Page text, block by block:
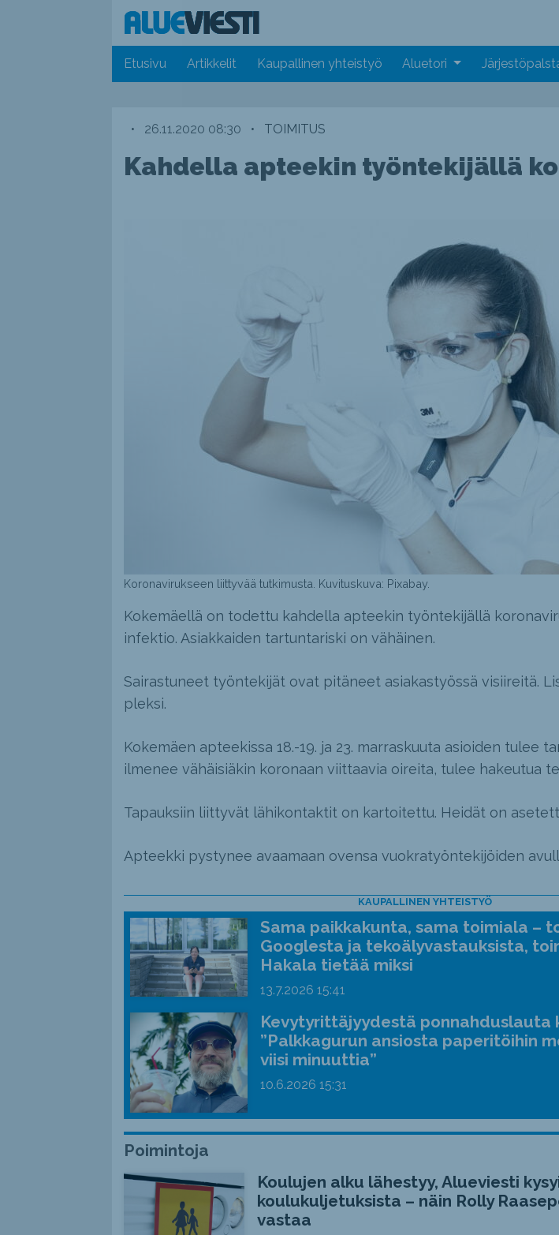
Etusivu Artikkelit Kaupallinen yhteistyö Aluetori
• 26.11.2020 08:30 • TOIMITUS
Kahdella apteekin työntekijällä
Koronavirukseen liittyvää tutkimusta. Kuvituskuva: Pixabay.
Kokemäellä on todettu kahdella apteekin työntekijällä
infektio. Asiakkaiden tartuntariski on vähäinen.
Sairastuneet työntekijät ovat pitäneet asiakastyössä visiireitä.
pleksi.
Kokemäen apteekissa 18.-19. ja 23. marraskuuta asioiden tulee
ilmenee vähäisiäkin koronaan viittaavia oireita, tulee hakeutua
Tapauksiin liittyvät lähikontaktit on kartoitettu. Heidät on
Apteekki pystynee avaamaan ovensa vuokratyöntekijöiden
KAUPALLINEN YHTEISTYÖ
Sama paikkakunta, sama toimiala –
Googlesta ja tekoälyvastauksista,
Hakala tietää miksi
13.7.2026 15:41
Kevytyrittäjyydestä ponnahduslauta
”Palkkagurun ansiosta paperitöihin
viisi minuuttia”
10.6.2026 15:31
Poimintoja
Koulujen alku lähestyy, Alueviesti
koulukuljetuksista – näin Rolly
vastaa